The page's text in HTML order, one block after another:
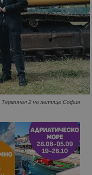
Терминал 2 на летище София